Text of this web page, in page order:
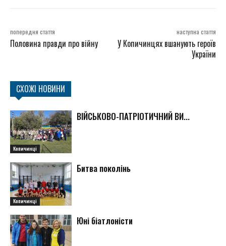
попередня стаття
Половина правди про війну
наступна стаття
У Копичинцях вшанують героїв
України
СХОЖІ НОВИНИ
Копичинці
ВІЙСЬКОВО-ПАТРІОТИЧНИЙ ВИ...
Копичинці
Битва поколінь
Юні біатлоністи